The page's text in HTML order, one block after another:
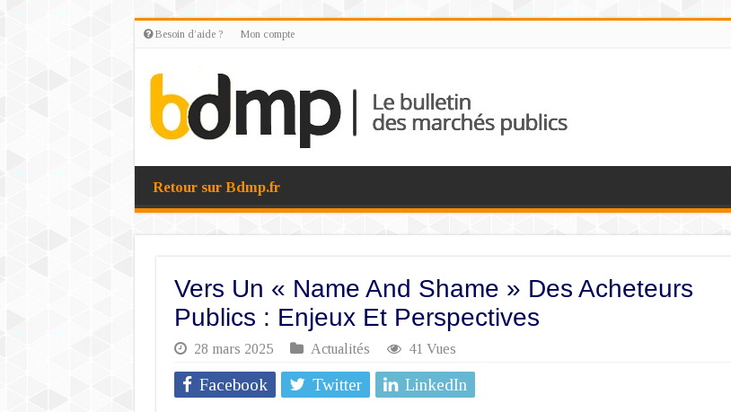
Besoin d’aide ? Mon compte
Retour sur Bdmp.fr
Vers Un « Name And Shame » Des Acheteurs
Publics : Enjeux Et Perspectives
28 mars 2025 Actualités 41 Vues
Facebook Twitter
LinkedIn